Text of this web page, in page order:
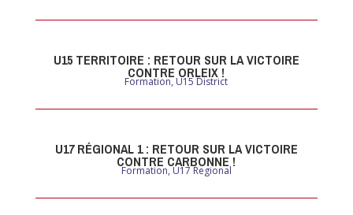
U15 TERRITOIRE : RETOUR SUR LA VICTOIRE
CONTRE ORLEIX !
Formation,U15 District
U17 RÉGIONAL 1 : RETOUR SUR LA VICTOIRE
CONTRE CARBONNE !
Formation,U17 Regional